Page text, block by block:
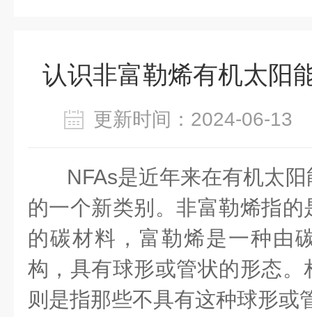
认识非富勒烯有机太阳
更新时间：2024-06-
NFAs是近年来在有机太
的一个新类别。非富勒烯指
的碳材料，富勒烯是一种由
构，具有球形或管状的形态
则是指那些不具有这种球形或